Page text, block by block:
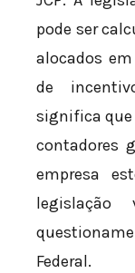
pode ser
alocados
de
significa que
contadores
empresa
Federal.